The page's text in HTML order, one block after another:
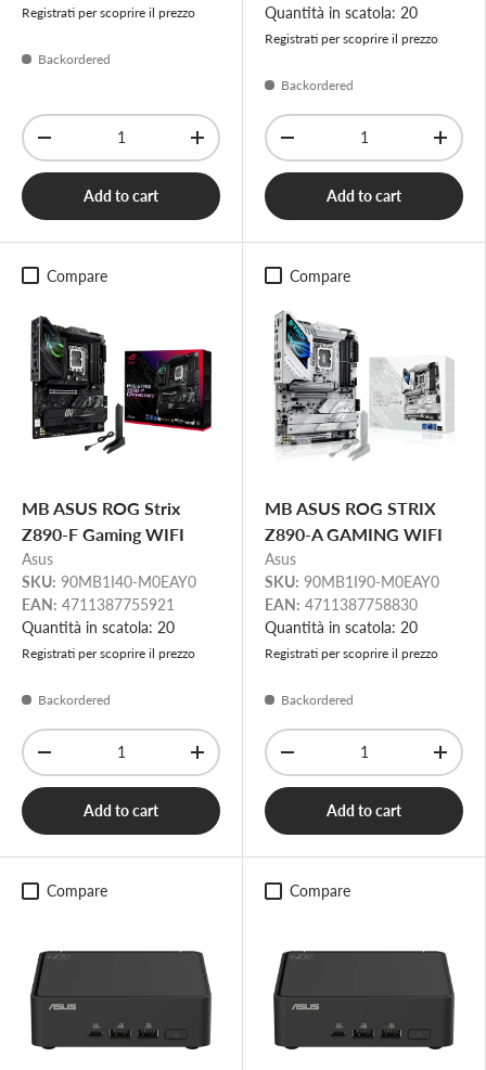
Registrati per scoprire il prezzo
Backordered
Qty
-
+
Add to cart
Quantità in scatola: 20
Registrati per scoprire il prezzo
Backordered
Qty
-
+
Add to cart
Compare
MB ASUS ROG Strix
Z890-F Gaming WIFI
Asus
SKU: 90MB1I40-M0EAY0
EAN: 4711387755921
Quantità in scatola: 20
Registrati per scoprire il prezzo
Backordered
Qty
-
+
Add to cart
Compare
MB ASUS ROG STRIX
Z890-A GAMING WIFI
Asus
SKU: 90MB1I90-M0EAY0
EAN: 4711387758830
Quantità in scatola: 20
Registrati per scoprire il prezzo
Backordered
Qty
-
+
Add to cart
Compare Compare